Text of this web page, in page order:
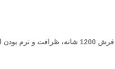
از بهترین فرش‌های ماشینی کاشان می‌توان به فرش‌های